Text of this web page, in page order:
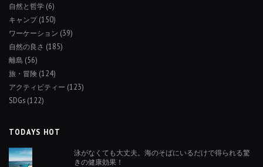
自然と哲学 (6)
キャンプ(150)
ワーケーション (39)
自然の良さ (185)
離島 (56)
旅・冒険 (124)
アクティビティー (123)
SDGs (122)
TODAYS HOT
泳がなくても大丈夫。海のそばにいるだけで得られる驚
きの健康効果！